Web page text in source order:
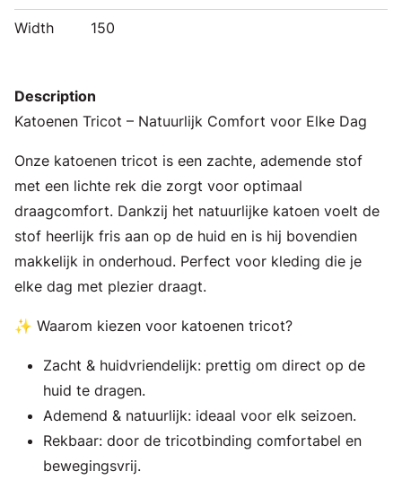
Width 150
Description
Katoenen Tricot – Natuurlijk Comfort voor Elke Dag
Onze katoenen tricot is een zachte, ademende stof
met een lichte rek die zorgt voor optimaal
draagcomfort. Dankzij het natuurlijke katoen voelt de
stof heerlijk fris aan op de huid en is hij bovendien
makkelijk in onderhoud. Perfect voor kleding die je
elke dag met plezier draagt.
✨ Waarom kiezen voor katoenen tricot?
Zacht & huidvriendelijk: prettig om direct op de
huid te dragen.
Ademend & natuurlijk: ideaal voor elk seizoen.
Rekbaar: door de tricotbinding comfortabel en
bewegingsvrij.